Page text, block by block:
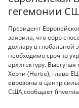
гегемонии
Президент
заявила, что евро
доллару в глобальной
необходимо срочно
архитектуру.
Херти (Hertie), глава
еврозоны в центр
США,сообщает